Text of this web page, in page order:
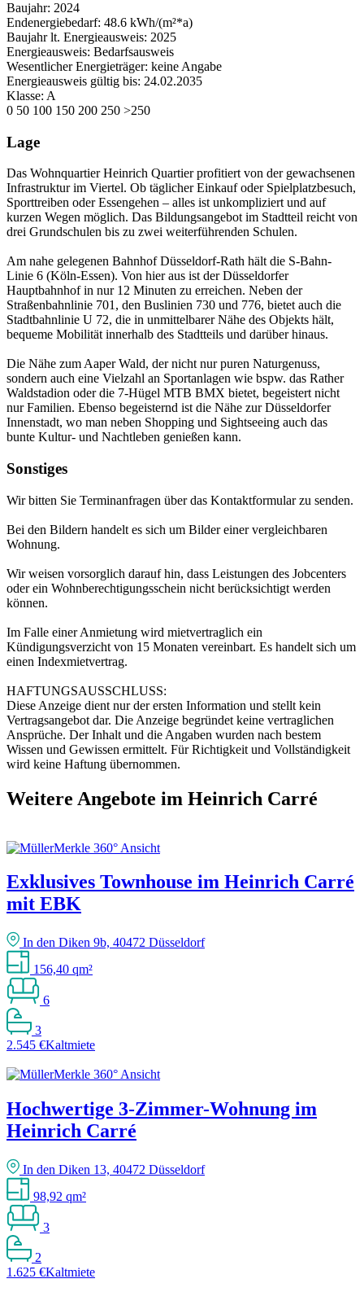
Baujahr: 2024
Endenergiebedarf: 48.6 kWh/(m²*a)
Baujahr lt. Energieausweis: 2025
Energieausweis: Bedarfsausweis
Wesentlicher Energieträger: keine Angabe
Energieausweis gültig bis: 24.02.2035
Klasse: A
0 50 100 150 200 250 >250
Lage
Das Wohnquartier Heinrich Quartier profitiert von der gewachsenen
Infrastruktur im Viertel. Ob täglicher Einkauf oder Spielplatzbesuch,
Sporttreiben oder Essengehen – alles ist unkompliziert und auf
kurzen Wegen möglich. Das Bildungsangebot im Stadtteil reicht von
drei Grundschulen bis zu zwei weiterführenden Schulen.
Am nahe gelegenen Bahnhof Düsseldorf-Rath hält die S-Bahn-
Linie 6 (Köln-Essen). Von hier aus ist der Düsseldorfer
Hauptbahnhof in nur 12 Minuten zu erreichen. Neben der
Straßenbahnlinie 701, den Buslinien 730 und 776, bietet auch die
Stadtbahnlinie U 72, die in unmittelbarer Nähe des Objekts hält,
bequeme Mobilität innerhalb des Stadtteils und darüber hinaus.
Die Nähe zum Aaper Wald, der nicht nur puren Naturgenuss,
sondern auch eine Vielzahl an Sportanlagen wie bspw. das Rather
Waldstadion oder die 7-Hügel MTB BMX bietet, begeistert nicht
nur Familien. Ebenso begeisternd ist die Nähe zur Düsseldorfer
Innenstadt, wo man neben Shopping und Sightseeing auch das
bunte Kultur- und Nachtleben genießen kann.
Sonstiges
Wir bitten Sie Terminanfragen über das Kontaktformular zu senden.
Bei den Bildern handelt es sich um Bilder einer vergleichbaren
Wohnung.
Wir weisen vorsorglich darauf hin, dass Leistungen des Jobcenters
oder ein Wohnberechtigungsschein nicht berücksichtigt werden
können.
Im Falle einer Anmietung wird mietvertraglich ein
Kündigungsverzicht von 15 Monaten vereinbart. Es handelt sich um
einen Indexmietvertrag.
HAFTUNGSAUSSCHLUSS:
Diese Anzeige dient nur der ersten Information und stellt kein
Vertragsangebot dar. Die Anzeige begründet keine vertraglichen
Ansprüche. Der Inhalt und die Angaben wurden nach bestem
Wissen und Gewissen ermittelt. Für Richtigkeit und Vollständigkeit
wird keine Haftung übernommen.
Weitere Angebote im Heinrich Carré
Exklusives Townhouse im Heinrich Carré
mit EBK
In den Diken 9b, 40472 Düsseldorf
156,40 qm²
6
3
2.545 €Kaltmiete
Hochwertige 3-Zimmer-Wohnung im
Heinrich Carré
In den Diken 13, 40472 Düsseldorf
98,92 qm²
3
2
1.625 €Kaltmiete